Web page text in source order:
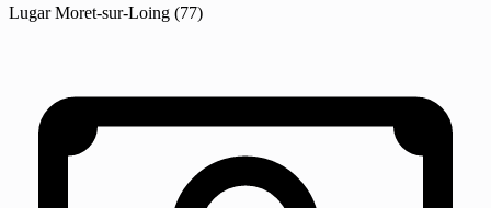
Lugar Moret-sur-Loing (77)